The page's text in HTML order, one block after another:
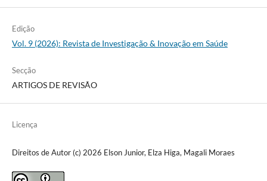
Edição
Vol. 9 (2026): Revista de Investigação & Inovação em Saúde
Secção
ARTIGOS DE REVISÃO
Licença
Direitos de Autor (c) 2026 Elson Junior, Elza Higa, Magali Moraes